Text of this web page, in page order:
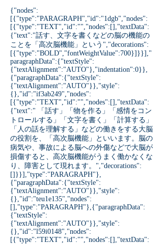
{"nodes":
[{"type":"PARAGRAPH","id":"1dgb","nodes":
[{"type":"TEXT","id":"","nodes":[],"textData":
{"text":"話す、文字を書くなどの脳の機能の
ことを「高次脳機能」という","decorations":
[{"type":"BOLD","fontWeightValue":700}]}}],"
paragraphData":{"textStyle":
{"textAlignment":"AUTO"},"indentation":0}},
{"paragraphData":{"textStyle":
{"textAlignment":"AUTO"}},"style":
{},"id":"if3ab249","nodes":
[{"type":"TEXT","id":"","nodes":[],"textData":
{"text":" 「話す」「物を作る」「感情をコン
トロールする」「文字を書く」「計算する」
「人の話を理解する」などの働きをする大脳
の役割を、「高次脳機能」といいます。脳の
病気や、事故による脳への外傷などで大脳が
損傷すると、高次脳機能がうまく働かなくな
り、障害として現れます。","decorations":
[]}}],"type":"PARAGRAPH"},
{"paragraphData":{"textStyle":
{"textAlignment":"AUTO"}},"style":
{},"id":"teu1e135","nodes":
[],"type":"PARAGRAPH"},{"paragraphData":
{"textStyle":
{"textAlignment":"AUTO"}},"style":
{},"id":"l59i0148","nodes":
[{"type":"TEXT","id":"","nodes":[],"textData":